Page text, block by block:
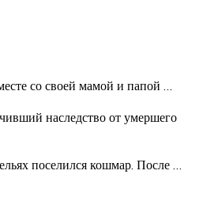
со своей мамой и папой
наследство от умершего
поселился кошмар. После